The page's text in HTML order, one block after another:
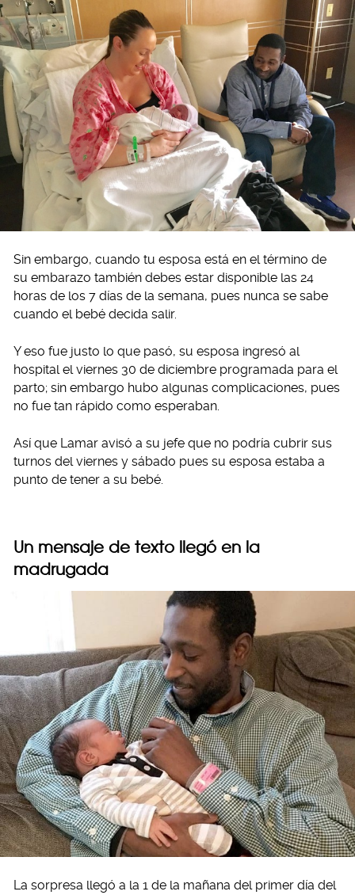
Sin embargo, cuando tu esposa está en el término de
su embarazo también debes estar disponible las 24
horas de los 7 días de la semana, pues nunca se sabe
cuando el bebé decida salir.
Y eso fue justo lo que pasó, su esposa ingresó al
hospital el viernes 30 de diciembre programada para el
parto; sin embargo hubo algunas complicaciones, pues
no fue tan rápido como esperaban.
Así que Lamar avisó a su jefe que no podría cubrir sus
turnos del viernes y sábado pues su esposa estaba a
punto de tener a su bebé.
Un mensaje de texto llegó en la
madrugada
La sorpresa llegó a la 1 de la mañana del primer día del